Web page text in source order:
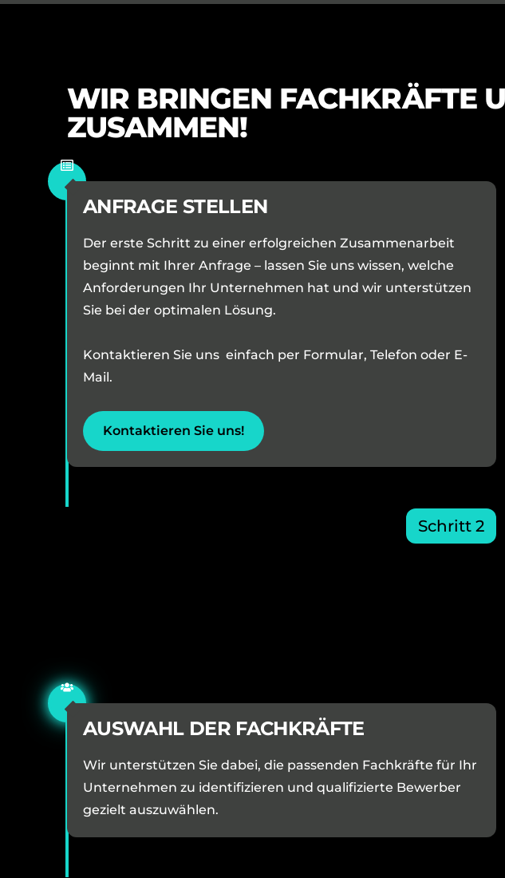
WIR BRINGEN FACHKRÄFTE
ZUSAMMEN!
ANFRAGE STELLEN
Der erste Schritt zu einer erfolgreichen Zusammenarbeit
beginnt mit Ihrer Anfrage – lassen Sie uns wissen, welche
Anforderungen Ihr Unternehmen hat und wir unterstützen
Sie bei der optimalen Lösung.
Kontaktieren Sie uns einfach per Formular, Telefon oder E-
Mail.
Kontaktieren Sie uns!
Schritt 2
AUSWAHL DER FACHKRÄFTE
Wir unterstützen Sie dabei, die passenden Fachkräfte für Ihr
Unternehmen zu identifizieren und qualifizierte Bewerber
gezielt auszuwählen.